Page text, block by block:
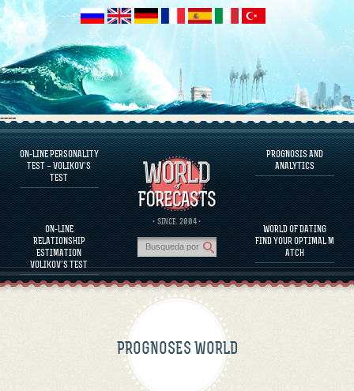
----
ON-LINE PERSONALITY
TEST – VOLIKOV’S
TEST
ON-LINE
RELATIONSHIP
ESTIMATION
VOLIKOV’S TEST
· SINCE. 2004 ·
PROGNOSIS AND
ANALYTICS
WORLD OF DATING
FIND YOUR OPTIMAL M
ATCH
FAQS
DEFINE ONE’S PERSONALITY
FAMOUS PERSONALITIES
FAQS
CALCULATE RELATIONSHIP COMPATIBILITY
PROGNOSIS AND ANALYTICS
PROGNOSES WORLD